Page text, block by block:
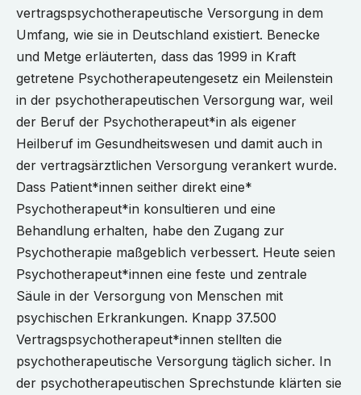
vertragspsychotherapeutische Versorgung in dem
Umfang, wie sie in Deutschland existiert. Benecke
und Metge erläuterten, dass das 1999 in Kraft
getretene Psychotherapeutengesetz ein Meilenstein
in der psychotherapeutischen Versorgung war, weil
der Beruf der Psychotherapeut*in als eigener
Heilberuf im Gesundheitswesen und damit auch in
der vertragsärztlichen Versorgung verankert wurde.
Dass Patient*innen seither direkt eine*
Psychotherapeut*in konsultieren und eine
Behandlung erhalten, habe den Zugang zur
Psychotherapie maßgeblich verbessert. Heute seien
Psychotherapeut*innen eine feste und zentrale
Säule in der Versorgung von Menschen mit
psychischen Erkrankungen. Knapp 37.500
Vertragspsychotherapeut*innen stellten die
psychotherapeutische Versorgung täglich sicher. In
der psychotherapeutischen Sprechstunde klärten sie